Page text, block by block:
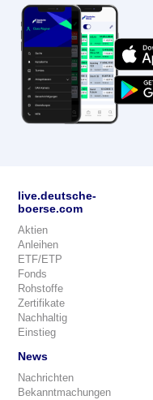
live.deutsche-
boerse.com
Aktien
Anleihen
ETF/ETP
Fonds
Rohstoffe
Zertifikate
Nachhaltig
Einstieg
News
Nachrichten
Bekanntmachungen